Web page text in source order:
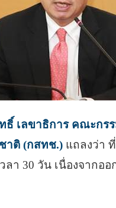
เลขาธิการ คณะกรร
าติ (กสทช.) แถลงว่า
ลา 30 วัน เนื่องจาก